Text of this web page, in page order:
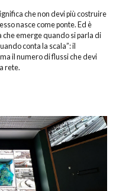
che non devi più costruire
nasce come ponte. Ed è
emerge quando si parla di
conta la scala”: il
il numero di flussi che devi
rete.